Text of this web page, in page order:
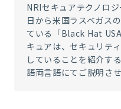
NRIセキュアテクノロ
日から米国ラスベガス
ている「Black Hat
キュアは、セキュリテ
していることを紹介す
語両言語にてご説明さ